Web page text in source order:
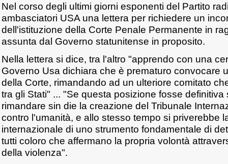
Nel corso degli ultimi giorni esponenti del Partito
ambasciatori USA una lettera per richiedere un
dell'istituzione della Corte Penale Permanente in
assunta dal Governo statunitense in proposito.
Nella lettera si dice, tra l'altro "apprendo con una
Governo Usa dichiara che è prematuro convocare
della Corte, rimandando ad un ulteriore comitato
tra gli Stati" ... "Se questa posizione fosse definitiva
rimandare sin die la creazione del Tribunale
contro l'umanità, e allo stesso tempo si priverebbe
internazionale di uno strumento fondamentale di
tutti coloro che affermano la propria volontà
della violenza".